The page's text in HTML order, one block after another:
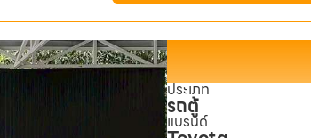
ประเภท
รถตู้
แบรนด์